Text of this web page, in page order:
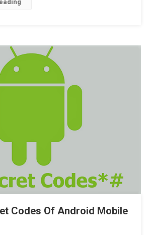
Codes Of Android Mobile